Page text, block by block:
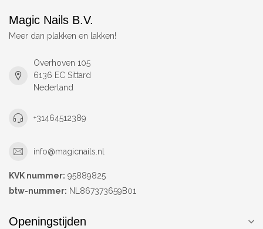
Magic Nails B.V.
Meer dan plakken en lakken!
Overhoven 105
6136 EC Sittard
Nederland
+31464512389
info@magicnails.nl
KVK nummer: 95889825
btw-nummer: NL867373659B01
Openingstijden